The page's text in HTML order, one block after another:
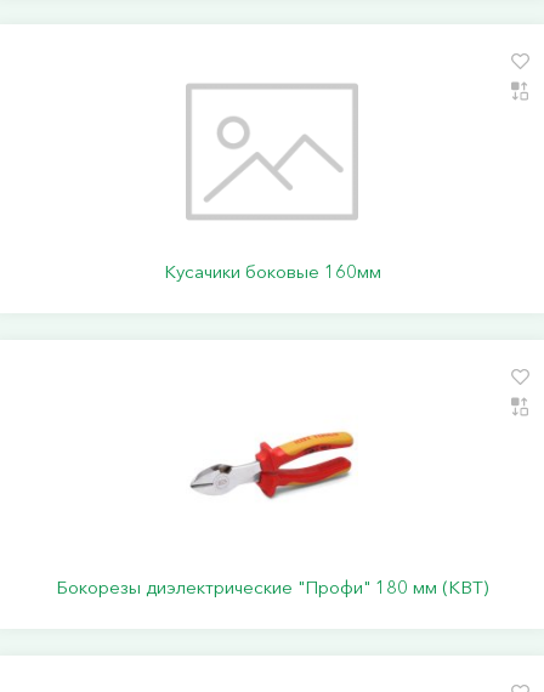
Кусачики боковые 160мм
Бокорезы диэлектрические "Профи" 180 мм (КВТ)